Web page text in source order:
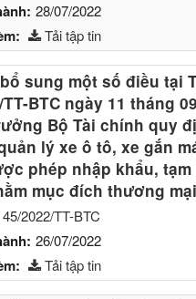
28/07/2022
Tải tập tin
sung một số điều tại
TT-BTC ngày 11 tháng
Bộ Tài chính quy
lý xe ô tô, xe gắn
phép nhập khẩu, tạm
mục đích thương mại
45/2022/TT-BTC
26/07/2022
Tải tập tin